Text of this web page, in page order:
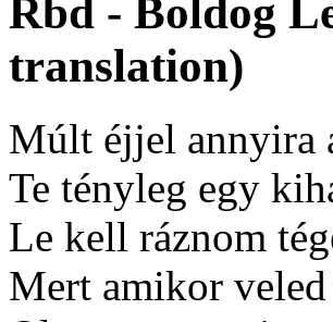
Rbd - Boldog
translation)
Múlt éjjel annyira
Te tényleg egy
Le kell ráznom
Mert amikor